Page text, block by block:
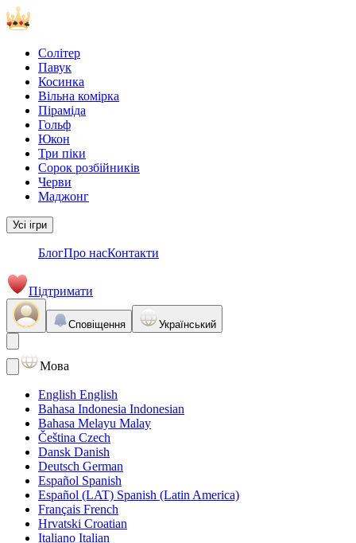
Солітер
Павук
Косинка
Вільна комірка
Піраміда
Гольф
Юкон
Три піки
Сорок розбійників
Черви
Маджонг
Усі ігри
БлогПро насКонтакти
Підтримати
Сповіщення Український
Мова
English English
Bahasa Indonesia Indonesian
Bahasa Melayu Malay
Čeština Czech
Dansk Danish
Deutsch German
Español Spanish
Español (LAT) Spanish (Latin America)
Français French
Hrvatski Croatian
Italiano Italian